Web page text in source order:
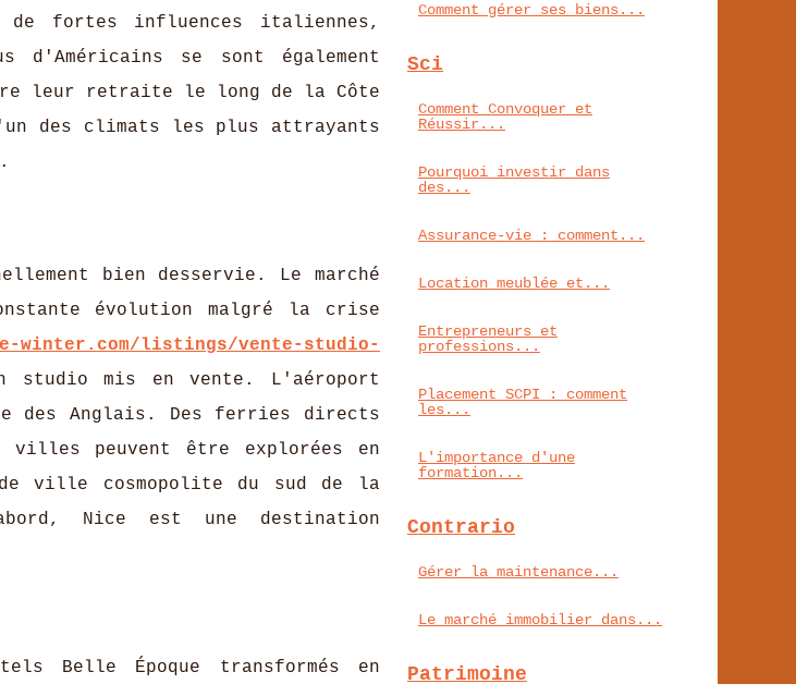
de fortes influences italiennes,
d'Américains se sont également
leur retraite le long de la Côte
des climats les plus attrayants
bien desservie. Le marché
évolution malgré la crise
winter.com/listings/vente-studio-
studio mis en vente. L'aéroport
des Anglais. Des ferries directs
peuvent être explorées en
ville cosmopolite du sud de la
Nice est une destination
Belle Époque transformés en
Comment gérer ses biens...
Sci
Comment Convoquer et
Réussir...
Pourquoi investir dans
des...
Assurance-vie : comment...
Location meublée et...
Entrepreneurs et
professions...
Placement SCPI : comment
les...
L'importance d'une
formation...
Contrario
Gérer la maintenance...
Le marché immobilier dans...
Patrimoine